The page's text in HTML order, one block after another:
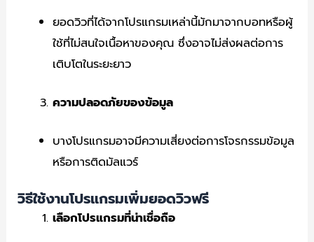
ยอดวิวที่ได้จากโปรแกรมเหล่านี้มักมาจากบอทหรือผู้
ใช้ที่ไม่สนใจเนื้อหาของคุณ ซึ่งอาจไม่ส่งผลต่อการ
เติบโตในระยะยาว
ความปลอดภัยของข้อมูล
บางโปรแกรมอาจมีความเสี่ยงต่อการโจรกรรมข้อมูล
หรือการติดมัลแวร์
วิธีใช้งานโปรแกรมเพิ่มยอดวิวฟรี
เลือกโปรแกรมที่น่าเชื่อถือ